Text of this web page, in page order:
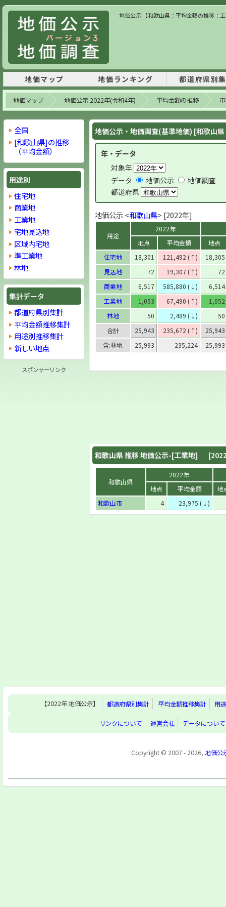
地価公示 【和歌山県：平均金額の推移：
地価マップ 地価ランキング 都道府県別
地価マップ 地価公示 2022年(令和4年) 平均金額の推移
地価公示・地価調査(基準地価) [和歌山
年・データ
対象年
データ
地価公示
地価調査
都道府県
地価公示 <和歌山県> [2022年]
用途
2022年
地点
平均金額
地点
住宅地
18,301 121,492 (↑)
18,305
見込地
72 19,307 (↑)
72
商業地
6,517 585,880 (↓)
6,514
工業地
1,053 67,490 (↑)
1,052
林地
50 2,489 (↓)
50
合計
25,943 235,672 (↑)
25,943
含:林地
25,993 235,224 25,993
和歌山県推移 地価公示-[工業地]
和歌山県
2022年
地点
平均金額
地
和歌山市
4 23,975 (↓)
全国
[和歌山県]の推移
（平均金額）
用途別
住宅地
商業地
工業地
宅地見込地
区域内宅地
準工業地
林地
集計データ
都道府県別集計
平均金額推移集計
用途別推移集計
新しい地点
スポンサーリンク
【2022年 地価公示】 都道府県別集計 平均金額推移集計 用
リンクについて 運営会社 データについて
Copyright © 2007 - 2026,地価公